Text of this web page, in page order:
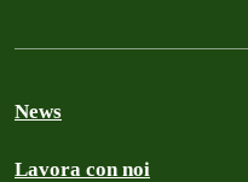
News
Lavora con noi